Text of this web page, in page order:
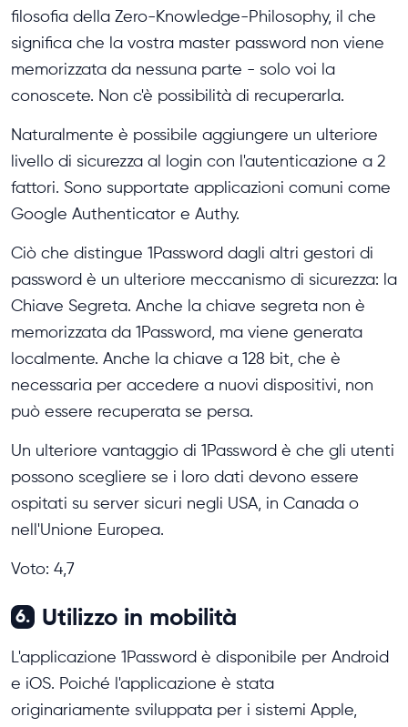
filosofia della Zero-Knowledge-Philosophy, il che
significa che la vostra master password non viene
memorizzata da nessuna parte - solo voi la
conoscete. Non c'è possibilità di recuperarla.
Naturalmente è possibile aggiungere un ulteriore
livello di sicurezza al login con l'autenticazione a 2
fattori. Sono supportate applicazioni comuni come
Google Authenticator e Authy.
Ciò che distingue 1Password dagli altri gestori di
password è un ulteriore meccanismo di sicurezza: la
Chiave Segreta. Anche la chiave segreta non è
memorizzata da 1Password, ma viene generata
localmente. Anche la chiave a 128 bit, che è
necessaria per accedere a nuovi dispositivi, non
può essere recuperata se persa.
Un ulteriore vantaggio di 1Password è che gli utenti
possono scegliere se i loro dati devono essere
ospitati su server sicuri negli USA, in Canada o
nell'Unione Europea.
Voto: 4,7
6. Utilizzo in mobilità
L'applicazione 1Password è disponibile per Android
e iOS. Poiché l'applicazione è stata
originariamente sviluppata per i sistemi Apple,